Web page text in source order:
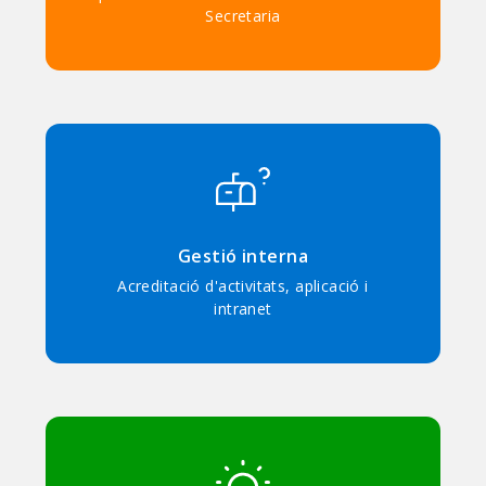
Secretaria
Gestió interna
Acreditació d'activitats, aplicació i
intranet